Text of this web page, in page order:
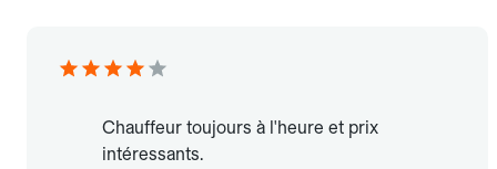
Chauffeur toujours à l'heure et prix
intéressants.